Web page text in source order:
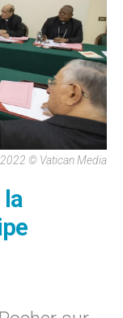
© Vatican Media
la